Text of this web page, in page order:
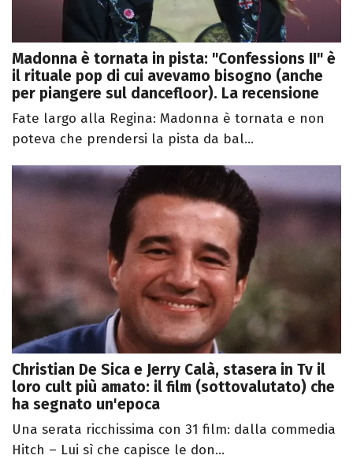
Madonna è tornata in pista: "Confessions II" è
il rituale pop di cui avevamo bisogno (anche
per piangere sul dancefloor). La recensione
Fate largo alla Regina: Madonna è tornata e non
poteva che prendersi la pista da bal...
Christian De Sica e Jerry Calà, stasera in Tv il
loro cult più amato: il film (sottovalutato) che
ha segnato un'epoca
Una serata ricchissima con 31 film: dalla commedia
Hitch – Lui sì che capisce le don...